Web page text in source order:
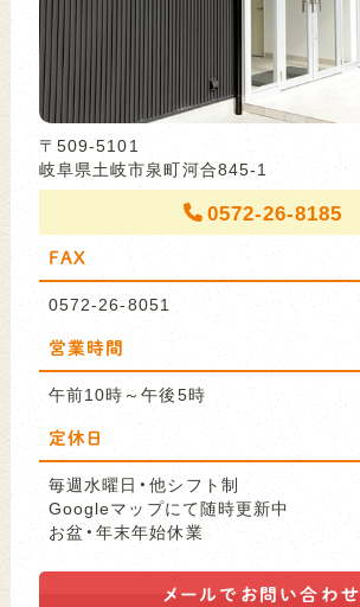
〒509-5101
岐阜県土岐市泉町河合845-1
0572-26-8185
FAX
0572-26-8051
営業時間
午前10時～午後5時
定休日
毎週水曜日・他シフト制
Googleマップにて随時更新中
お盆・年末年始休業
メールで お問い合わせ